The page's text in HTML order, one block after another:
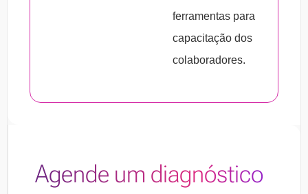
4. Templates de admissão: personalização
do processo para que qualquer documento
que necessite de assinaturas seja facilmente
encaminhado à empresa.
dessa documentação, inclusive das cartas
de propostas de emprego.
ferramentas para
capacitação dos
colaboradores.
Agende um diagnóstico